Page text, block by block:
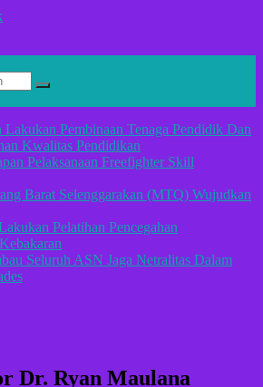
Pembinaan Tenaga Pendidik Dan
Kwalitas Pendidikan
Pelaksanaan Freefighter Skill
Barat Selenggarakan (MTQ) Wujudkan
Pelatihan Pencegahan
Seluruh ASN Jaga Netralitas Dalam
Dr. Ryan Maulana